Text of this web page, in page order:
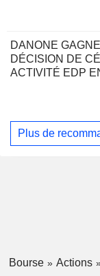
DANONE
DÉCISION DE
ACTIVITÉ EDP
Plus de
Bourse Actions